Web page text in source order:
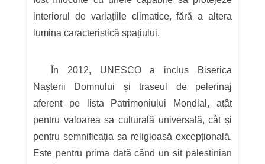
interiorul de variațiile climatice, fără a altera
lumina caracteristică spațiului.
În 2012, UNESCO a inclus Biserica
Nașterii Domnului și traseul de pelerinaj
aferent pe lista Patrimoniului Mondial, atât
pentru valoarea sa culturală universală, cât și
pentru semnificația sa religioasă excepțională.
Este pentru prima dată când un sit palestinian